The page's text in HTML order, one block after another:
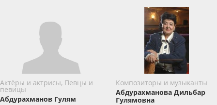
Актёры и актрисы, Певцы и
певицы
Абдурахманов Гулям
Композиторы и музыканты
Абдурахманова Дильбар
Гулямовна